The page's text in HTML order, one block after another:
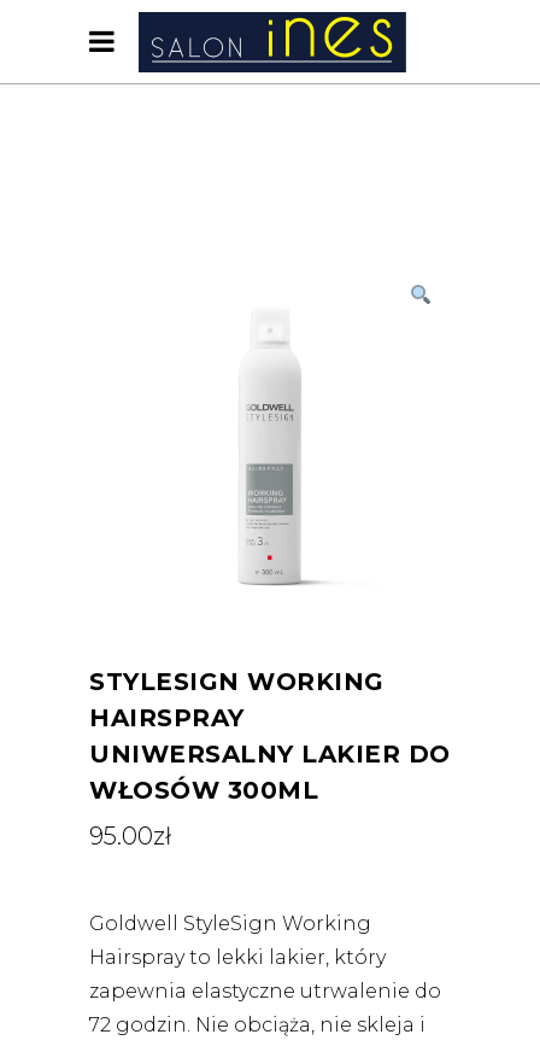
STYLESIGN WORKING
HAIRSPRAY
UNIWERSALNY LAKIER DO
WŁOSÓW 300ML
95.00zł
Goldwell StyleSign Working
Hairspray to lekki lakier, który
zapewnia elastyczne utrwalenie do
72 godzin. Nie obciąża, nie skleja i